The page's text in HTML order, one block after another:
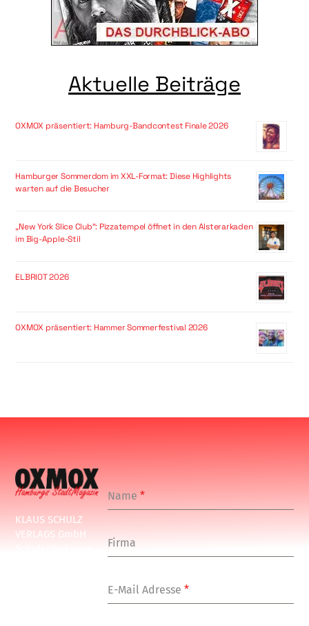
Aktuelle Beiträge
OXMOX präsentiert: Hamburg-Bandcontest Finale 2026
Hamburger Sommerdom im XXL-Format: Diese Highlights
warten auf die Besucher
„New York Slice Club“: Pizzatempel öffnet in den Alsterarkaden
im Big-Apple-Stil
ELBRIOT 2026
OXMOX präsentiert: Hammer Sommerfestival 2026
KLAUS SCHULZ
VERLAGS GmbH
Name*
Firma
E-Mail Adresse*